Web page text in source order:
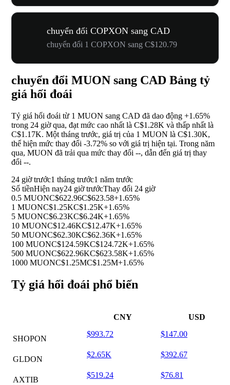
chuyển đổi COPXON sang CAD
chuyển đổi 1 COPXON sang C$120.79
chuyển đổi MUON sang CAD Bảng tỷ
giá hối đoái
Tỷ giá hối đoái từ 1 MUON sang CAD đã dao động +1.65%
trong 24 giờ qua, đạt mức cao nhất là C$1.28K và thấp nhất là
C$1.17K. Một tháng trước, giá trị của 1 MUON là C$1.30K,
thể hiện mức thay đổi -3.72% so với giá trị hiện tại. Trong năm
qua, MUON đã trải qua mức thay đổi --, dẫn đến giá trị thay
đổi --.
24 giờ trước1 tháng trước1 năm trước
Số tiềnHiện nay24 giờ trướcThay đổi 24 giờ
0.5 MUONC$622.96C$623.58+1.65%
1 MUONC$1.25KC$1.25K+1.65%
5 MUONC$6.23KC$6.24K+1.65%
10 MUONC$12.46KC$12.47K+1.65%
50 MUONC$62.30KC$62.36K+1.65%
100 MUONC$124.59KC$124.72K+1.65%
500 MUONC$622.96KC$623.58K+1.65%
1000 MUONC$1.25MC$1.25M+1.65%
Tỷ giá hối đoái phổ biến
CNY USD
SHOPON
$993.72 $147.00
GLDON
$2.65K $392.67
AXTIB
$519.24 $76.81